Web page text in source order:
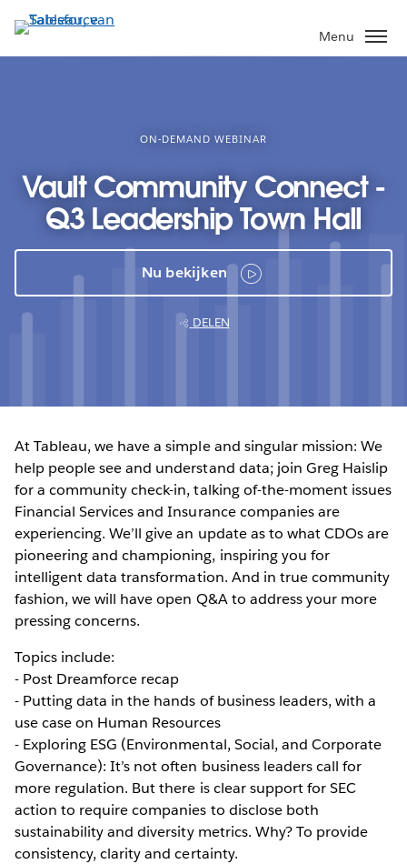
Verder
naar
hoofdinhoud
Menu
ON-DEMAND WEBINAR
Vault Community Connect -
Q3 Leadership Town Hall
Nu bekijken
DELEN
At Tableau, we have a simple and singular mission: We
help people see and understand data; join Greg Haislip
for a community check-in, talking of-the-moment issues
Financial Services and Insurance companies are
experiencing. We’ll give an update as to what CDOs are
pioneering and championing, inspiring you for
intelligent data transformation. And in true community
fashion, we will have open Q&A to address your more
pressing concerns.
Topics include:
- Post Dreamforce recap
- Putting data in the hands of business leaders, with a
use case on Human Resources
- Exploring ESG (Environmental, Social, and Corporate
Governance): It’s not often business leaders call for
more regulation. But there is clear support for SEC
action to require companies to disclose both
sustainability and diversity metrics. Why? To provide
consistency, clarity and certainty.